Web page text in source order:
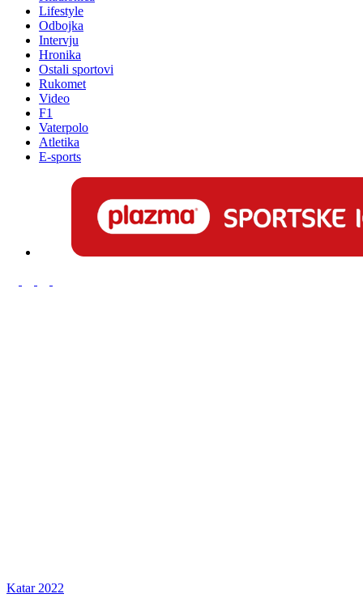
Lifestyle
Odbojka
Intervju
Hronika
Ostali sportovi
Rukomet
Video
F1
Vaterpolo
Atletika
E-sports
Katar 2022